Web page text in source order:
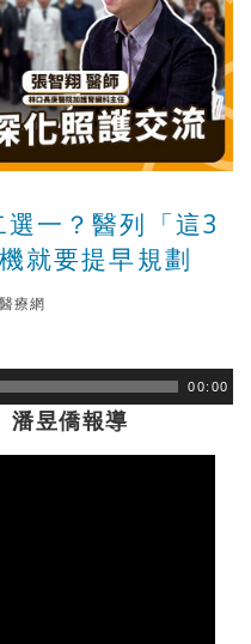
一？醫列「這3
就要提早規劃
療網
00:00
潘昱僑報導